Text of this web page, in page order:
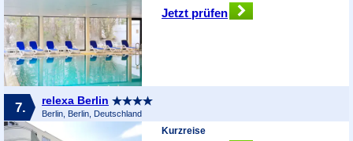
Jetzt prüfen
7. relexa Berlin
Berlin, Berlin, Deutschland
Kurzreise